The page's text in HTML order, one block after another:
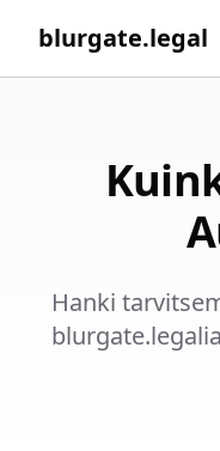
blurgate.legal
Hanki